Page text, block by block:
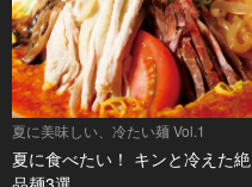
夏に美味しい、冷たい麺 Vol.1
夏に食べたい！ キンと冷えた絶